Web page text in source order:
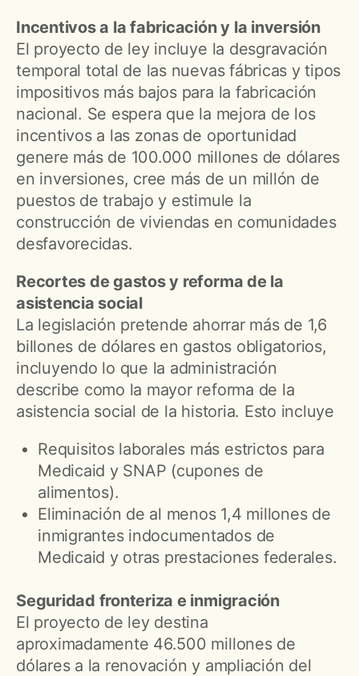
Incentivos a la fabricación y la inversión
El proyecto de ley incluye la desgravación
temporal total de las nuevas fábricas y tipos
impositivos más bajos para la fabricación
nacional. Se espera que la mejora de los
incentivos a las zonas de oportunidad
genere más de 100.000 millones de dólares
en inversiones, cree más de un millón de
puestos de trabajo y estimule la
construcción de viviendas en comunidades
desfavorecidas.
Recortes de gastos y reforma de la
asistencia social
La legislación pretende ahorrar más de 1,6
billones de dólares en gastos obligatorios,
incluyendo lo que la administración
describe como la mayor reforma de la
asistencia social de la historia. Esto incluye
Requisitos laborales más estrictos para
Medicaid y SNAP (cupones de
alimentos).
Eliminación de al menos 1,4 millones de
inmigrantes indocumentados de
Medicaid y otras prestaciones federales.
Seguridad fronteriza e inmigración
El proyecto de ley destina
aproximadamente 46.500 millones de
dólares a la renovación y ampliación del